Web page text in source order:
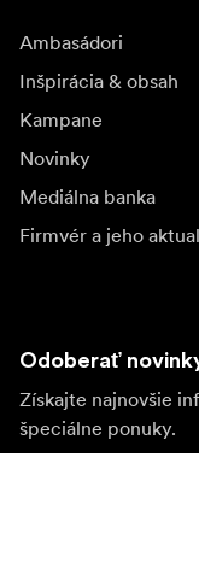
Ambasádori
Inšpirácia & obsah
Kampane
Novinky
Mediálna banka
Firmvér a jeho
Odoberať
Získajte najnovšie
špeciálne ponuky.